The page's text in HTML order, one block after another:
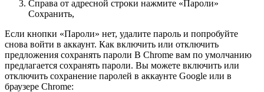
Справа от адресной строки нажмите «Пароли»
Сохранить,
Если кнопки «Пароли» нет, удалите пароль и попробуйте
снова войти в аккаунт. Как включить или отключить
предложения сохранять пароли В Chrome вам по умолчанию
предлагается сохранять пароли. Вы можете включить или
отключить сохранение паролей в аккаунте Google или в
браузере Chrome: